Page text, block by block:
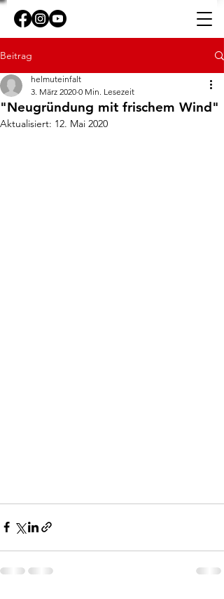
Beitrag
"Neugründung mit frischem Wind"
helmuteinfalt
3. März 2020 0 Min. Lesezeit
Aktualisiert: 12. Mai 2020